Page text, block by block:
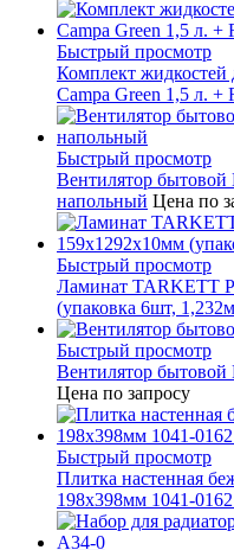
Быстрый просмотр
Комплект жидкостей
Campa Green 1,5 л. +
Быстрый просмотр
Вентилятор
напольный Цена по
Быстрый просмотр
Ламинат TARKETT
(упаковка 6шт,
Быстрый просмотр
Вентилятор
Цена по запросу
Быстрый просмотр
Плитка настенная
198x398мм 1041-